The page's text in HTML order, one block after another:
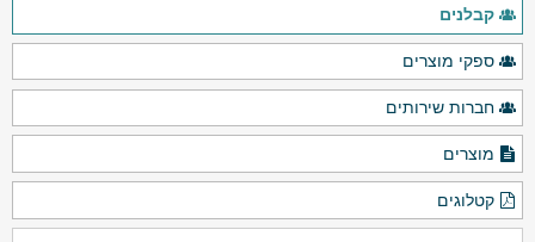
קבלנים
ספקי מוצרים
חברות שירותים
מוצרים
קטלוגים